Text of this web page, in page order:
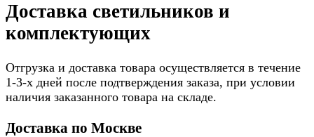
Доставка светильников и
комплектующих
Отгрузка и доставка товара осуществляется в течение
1-3-х дней после подтверждения заказа, при условии
наличия заказанного товара на складе.
Доставка по Москве